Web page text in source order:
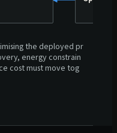
the deployed pr
energy constrain
cost must move tog